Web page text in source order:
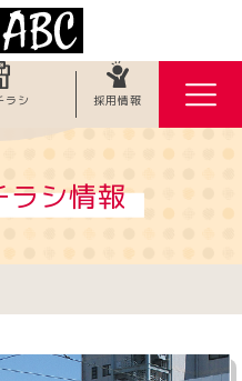
ラシ 採用情報
ラシ情報